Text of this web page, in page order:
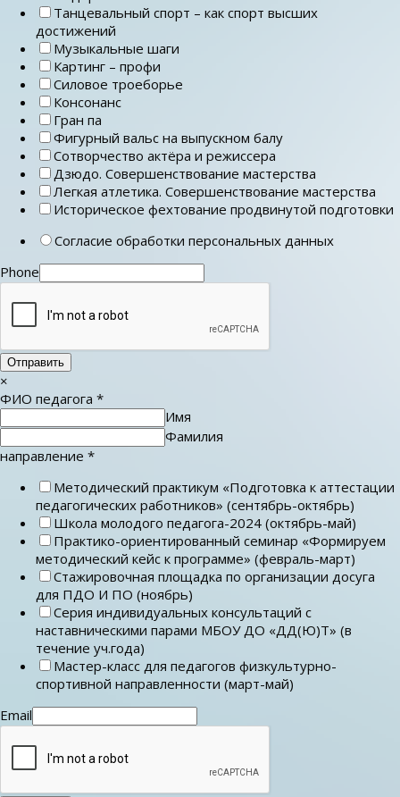
Танцевальный спорт – как спорт высших
достижений
Музыкальные шаги
Картинг – профи
Силовое троеборье
Консонанс
Гран па
Фигурный вальс на выпускном балу
Сотворчество актёра и режиссера
Дзюдо. Совершенствование мастерства
Легкая атлетика. Совершенствование мастерства
Историческое фехтование продвинутой подготовки
Согласие обработки персональных данных
Phone
Отправить
×
ФИО педагога *
Имя
Фамилия
направление *
Методический практикум «Подготовка к аттестации
педагогических работников» (сентябрь-октябрь)
Школа молодого педагога-2024 (октябрь-май)
Практико-ориентированный семинар «Формируем
методический кейс к программе» (февраль-март)
Стажировочная площадка по организации досуга
для ПДО И ПО (ноябрь)
Серия индивидуальных консультаций с
наставническими парами МБОУ ДО «ДД(Ю)Т» (в
течение уч.года)
Мастер-класс для педагогов физкультурно-
спортивной направленности (март-май)
Email